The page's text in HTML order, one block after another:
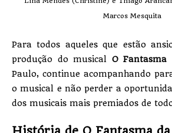
Marcos Mesquita
Para todos aqueles que estão
produção do musical O Fantasma
Paulo, continue acompanhando
o musical e não perder a
dos musicais mais premiados de